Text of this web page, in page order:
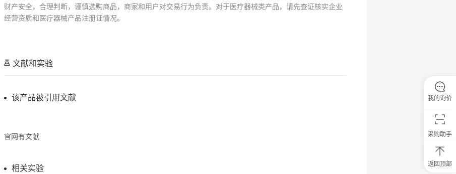
财产安全，合理判断，谨慎选购商品，商家和用户对交易行为负责。对于医疗器械类产品，请先查证核实企业
经营资质和医疗器械产品注册证情况。
文献和实验
该产品被引用文献
官网有文献
相关实验
采购助手
返回顶部
我的询价